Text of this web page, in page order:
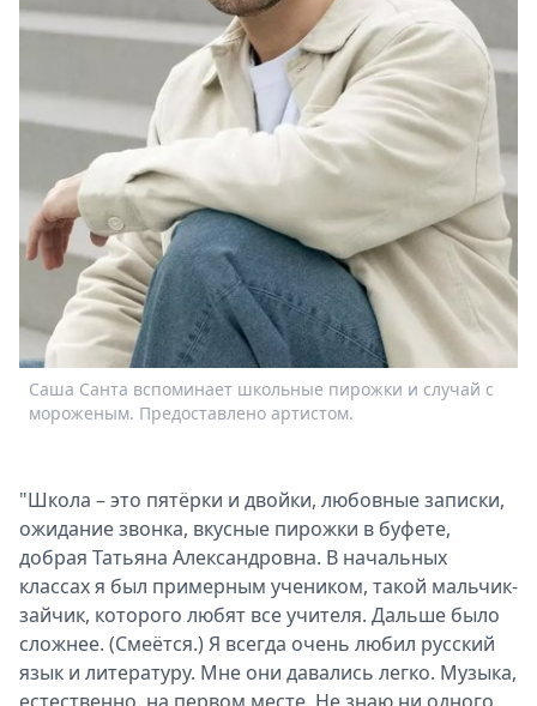
Саша Санта вспоминает школьные пирожки и случай с
мороженым. Предоставлено артистом.
"Школа – это пятёрки и двойки, любовные записки,
ожидание звонка, вкусные пирожки в буфете,
добрая Татьяна Александровна. В начальных
классах я был примерным учеником, такой мальчик-
зайчик, которого любят все учителя. Дальше было
сложнее. (Смеётся.) Я всегда очень любил русский
язык и литературу. Мне они давались легко. Музыка,
естественно, на первом месте. Не знаю ни одного